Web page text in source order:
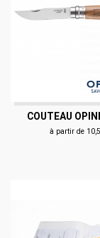
COUTEAU
à partir de